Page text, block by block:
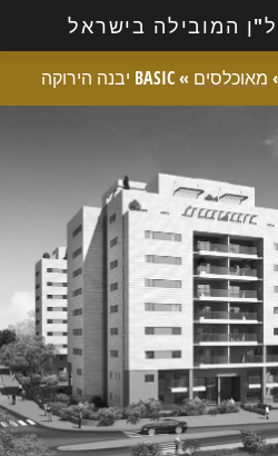
המובילה בישראל
מאוכלסים »BASIC יבנה הירוקה